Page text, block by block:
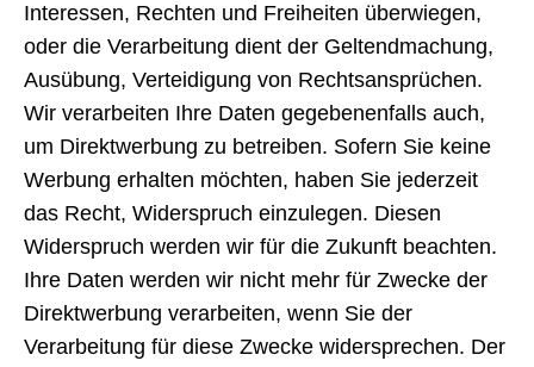
Interessen, Rechten und Freiheiten überwiegen,
oder die Verarbeitung dient der Geltendmachung,
Ausübung, Verteidigung von Rechtsansprüchen.
Wir verarbeiten Ihre Daten gegebenenfalls auch,
um Direktwerbung zu betreiben. Sofern Sie keine
Werbung erhalten möchten, haben Sie jederzeit
das Recht, Widerspruch einzulegen. Diesen
Widerspruch werden wir für die Zukunft beachten.
Ihre Daten werden wir nicht mehr für Zwecke der
Direktwerbung verarbeiten, wenn Sie der
Verarbeitung für diese Zwecke widersprechen. Der